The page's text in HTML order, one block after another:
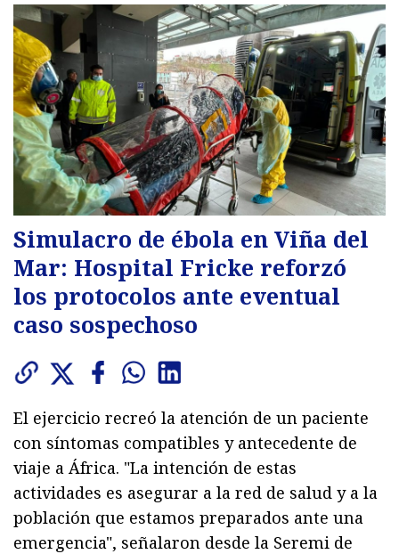
Simulacro de ébola en Viña del
Mar: Hospital Fricke reforzó
los protocolos ante eventual
caso sospechoso
El ejercicio recreó la atención de un paciente
con síntomas compatibles y antecedente de
viaje a África. "La intención de estas
actividades es asegurar a la red de salud y a la
población que estamos preparados ante una
emergencia", señalaron desde la Seremi de